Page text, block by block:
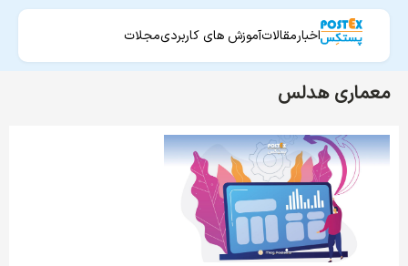
اخبارمقالاتآموزش های کاربردیمجلات
معماری هدلس